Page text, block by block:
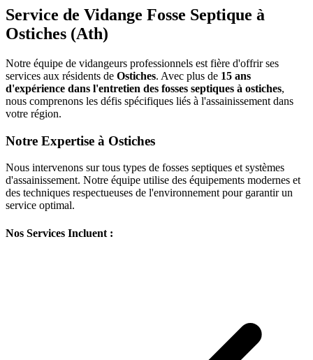
Service de Vidange Fosse Septique à
Ostiches (Ath)
Notre équipe de vidangeurs professionnels est fière d'offrir ses
services aux résidents de Ostiches. Avec plus de 15 ans
d'expérience dans l'entretien des fosses septiques à ostiches,
nous comprenons les défis spécifiques liés à l'assainissement dans
votre région.
Notre Expertise à Ostiches
Nous intervenons sur tous types de fosses septiques et systèmes
d'assainissement. Notre équipe utilise des équipements modernes et
des techniques respectueuses de l'environnement pour garantir un
service optimal.
Nos Services Incluent :